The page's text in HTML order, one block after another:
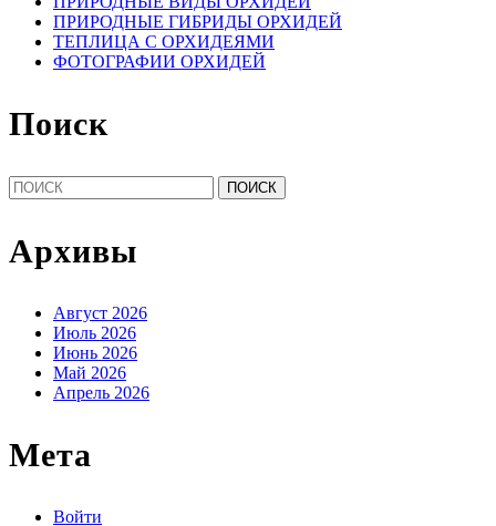
ПРИРОДНЫЕ ГИБРИДЫ ОРХИДЕЙ
ТЕПЛИЦА С ОРХИДЕЯМИ
ФОТОГРАФИИ ОРХИДЕЙ
Поиск
Найти:
Архивы
Август 2026
Июль 2026
Июнь 2026
Май 2026
Апрель 2026
Мета
Войти